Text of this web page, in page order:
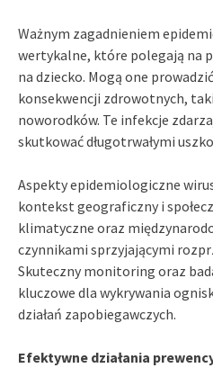
Ważnym zagadnieniem
wertykalne, które polegają na
na dziecko. Mogą one
konsekwencji zdrowotnych,
noworodków. Te infekcje
skutkować długotrwałymi
Aspekty epidemiologiczne
kontekst geograficzny i
klimatyczne oraz
czynnikami sprzyjającymi
Skuteczny monitoring oraz
kluczowe dla wykrywania
działań zapobiegawczych.
Efektywne działania